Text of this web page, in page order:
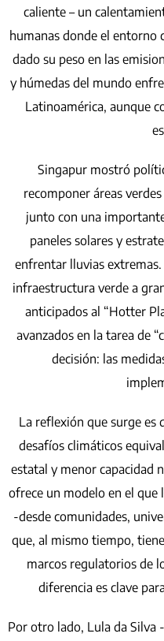
caliente – un
humanas donde el entorno
dado su peso en las
y húmedas del mundo
Latinoamérica, aunque
Singapur mostró
recomponer áreas
junto con una
paneles solares y
enfrentar lluvias
infraestructura verde a
anticipados al “Hotter
avanzados en la tarea de
decisión: las
La reflexión que surge es
desafíos climáticos
estatal y menor capacidad
ofrece un modelo en el que
-desde comunidades,
que, al mismo tiempo,
marcos regulatorios de
diferencia es clave
Por otro lado, Lula da Silva